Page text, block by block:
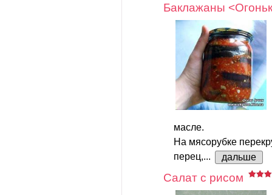
Баклажаны
масле.
На мясорубке
перец,...
дальше
Салат с рисом